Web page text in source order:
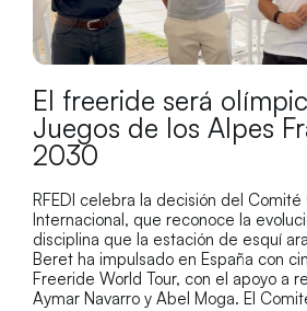
El freeride será
Juegos de los Alpes
2030
RFEDI celebra la decisión del
Internacional, que reconoce la
disciplina que la estación de esquí
Beret ha impulsado en España con
Freeride World Tour, con el apoyo a
Aymar Navarro y Abel Moga. El